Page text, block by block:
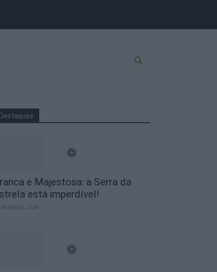
Destaques
e Majestosa: a Serra da
está imperdível!
Março, 2025